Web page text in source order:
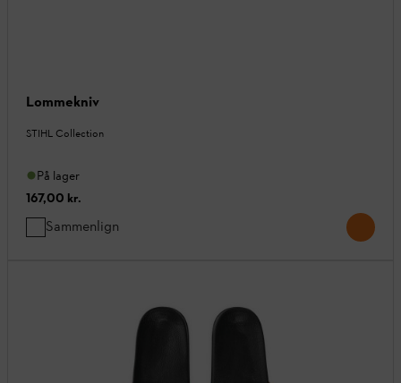
Lommekniv
STIHL Collection
På lager
167,00 kr.
Sammenlign